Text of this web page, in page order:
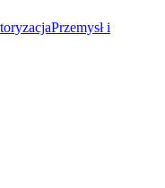
Przemysł i